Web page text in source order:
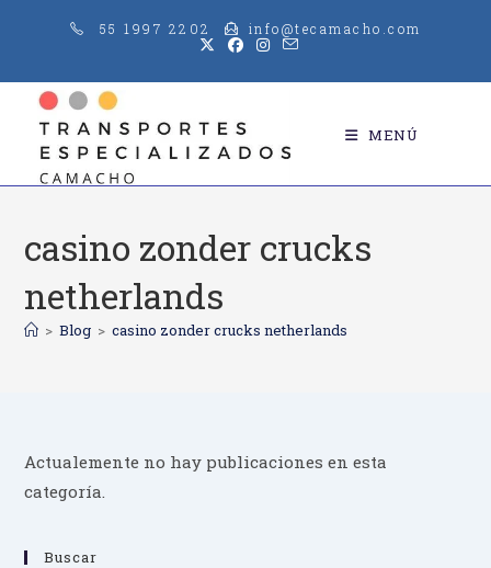
55 1997 2202 info@tecamacho.com
MENÚ
casino zonder crucks
netherlands
> Blog > casino zonder crucks netherlands
Actualemente no hay publicaciones en esta
categoría.
Buscar